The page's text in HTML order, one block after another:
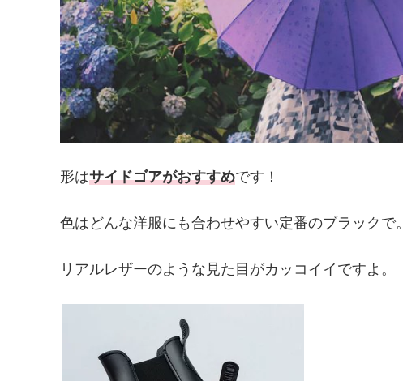
形はサイドゴアがおすすめです！
色はどんな洋服にも合わせやすい定番のブラックで。
リアルレザーのような見た目がカッコイイですよ。